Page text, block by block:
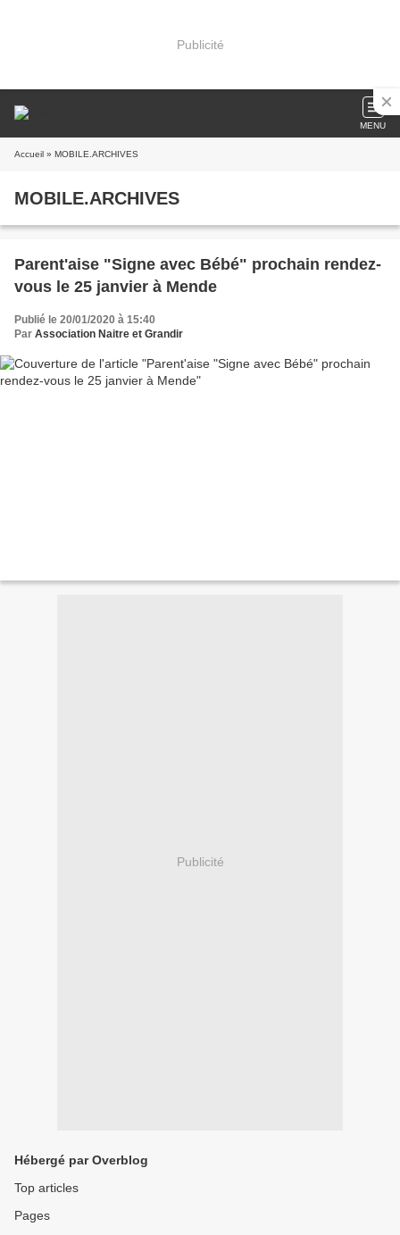
Publicité
MENU
Accueil » MOBILE.ARCHIVES
MOBILE.ARCHIVES
Parent'aise "Signe avec Bébé" prochain rendez-
vous le 25 janvier à Mende
Publié le 20/01/2020 à 15:40
Par Association Naitre et Grandir
Publicité
Hébergé par Overblog
Top articles
Pages